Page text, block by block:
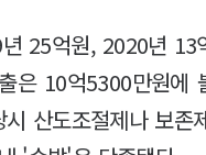
25억원, 2020년
은 10억5300만원에
산도조절제나 보존